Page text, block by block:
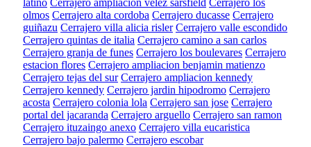
latino Cerrajero ampliacion velez sarsfield Cerrajero los
olmos Cerrajero alta cordoba Cerrajero ducasse Cerrajero
guiñazu Cerrajero villa alicia risler Cerrajero valle escondido
Cerrajero quintas de italia Cerrajero camino a san carlos
Cerrajero granja de funes Cerrajero los boulevares Cerrajero
estacion flores Cerrajero ampliacion benjamin matienzo
Cerrajero tejas del sur Cerrajero ampliacion kennedy
Cerrajero kennedy Cerrajero jardin hipodromo Cerrajero
acosta Cerrajero colonia lola Cerrajero san jose Cerrajero
portal del jacaranda Cerrajero arguello Cerrajero san ramon
Cerrajero ituzaingo anexo Cerrajero villa eucaristica
Cerrajero bajo palermo Cerrajero escobar